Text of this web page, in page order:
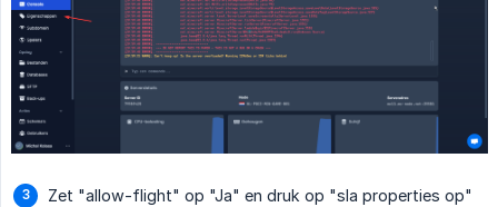
Zet "allow-flight" op "Ja" en druk op "sla properties op"